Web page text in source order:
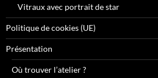
Vitraux avec portrait de star
Politique de cookies (UE)
Présentation
Où trouver l’atelier ?